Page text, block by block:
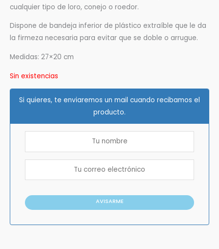
cualquier tipo de loro, conejo o roedor.
Dispone de bandeja inferior de plástico extraíble que le da
la firmeza necesaria para evitar que se doble o arrugue.
Medidas: 27×20 cm
Sin existencias
Si quieres, te enviaremos un mail cuando recibamos el
producto.
AVISARME